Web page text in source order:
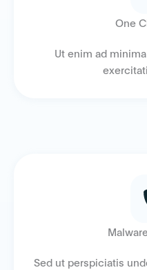
One
Ut enim ad
Sed ut perspiciatis